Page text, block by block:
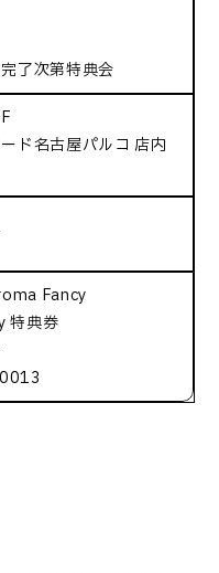
了次第特典会
ド名古屋パルコ 店内
Fancy
特典券